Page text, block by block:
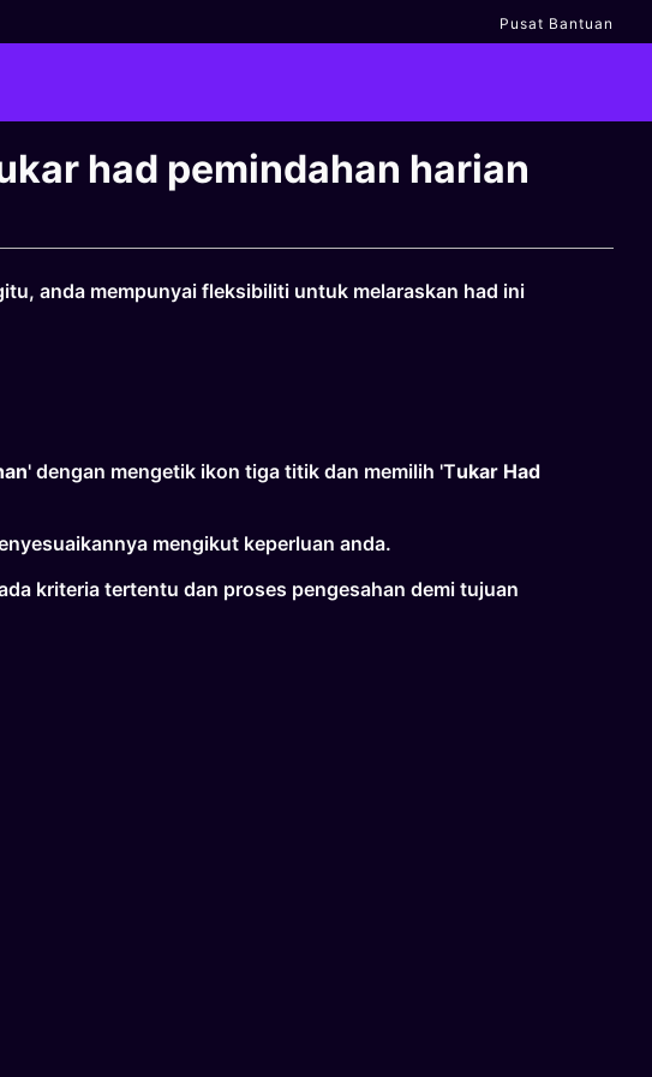
Pusat Bantuan
had pemindahan harian
anda mempunyai fleksibiliti untuk melaraskan had ini
' dengan mengetik ikon tiga titik dan memilih 'Tukar Had
mengikut keperluan anda.
kriteria tertentu dan proses pengesahan demi tujuan